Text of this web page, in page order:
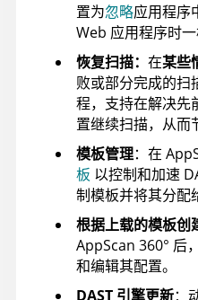
置为忽略应用程序
Web 应用程序时一
恢复扫描： 在某些
败或部分完成的扫
程，支持在解决先
置继续扫描，从而
模板管理：在
板 以控制和加速
制模板并将其分配
根据上载的模板创
AppScan 360° 后
和编辑其配置。
DAST 引擎更新：